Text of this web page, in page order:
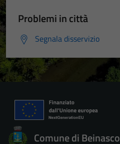
Problemi in città
Segnala disservizio
Comune di Beinasco